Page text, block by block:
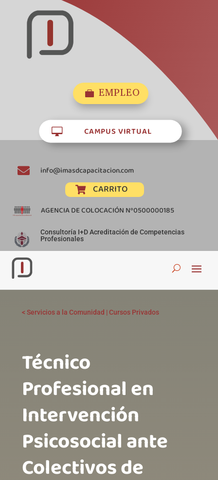
 EMPLEO
 CAMPUS VIRTUAL
 info@imasdcapacitacion.com
 CARRITO
AGENCIA DE COLOCACIÓN Nº0500000185
Consultoría I+D Acreditación de Competencias
Profesionales
< Servicios a la Comunidad |Cursos Privados
Técnico
Profesional en
Intervención
Psicosocial ante
Colectivos de